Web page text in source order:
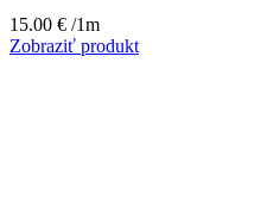
15.00 € /1m
Zobraziť produkt